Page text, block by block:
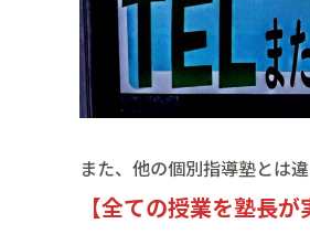
また、他の個別指導塾とは
【全ての授業を塾長